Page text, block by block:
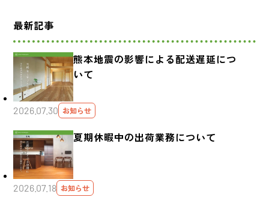
最新記事
熊本地震の影響による配送遅延につ
いて
2026.07.30 お知らせ
夏期休暇中の出荷業務について
2026.07.18 お知らせ